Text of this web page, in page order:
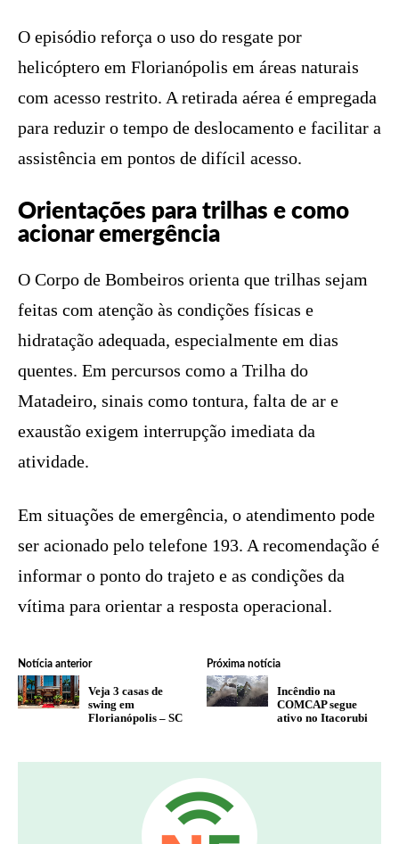
O episódio reforça o uso do resgate por
helicóptero em Florianópolis em áreas naturais
com acesso restrito. A retirada aérea é empregada
para reduzir o tempo de deslocamento e facilitar a
assistência em pontos de difícil acesso.
Orientações para trilhas e como
acionar emergência
O Corpo de Bombeiros orienta que trilhas sejam
feitas com atenção às condições físicas e
hidratação adequada, especialmente em dias
quentes. Em percursos como a Trilha do
Matadeiro, sinais como tontura, falta de ar e
exaustão exigem interrupção imediata da
atividade.
Em situações de emergência, o atendimento pode
ser acionado pelo telefone 193. A recomendação é
informar o ponto do trajeto e as condições da
vítima para orientar a resposta operacional.
Notícia anterior
Veja 3 casas de
swing em
Florianópolis – SC
Próxima notícia
Incêndio na
COMCAP segue
ativo no Itacorubi